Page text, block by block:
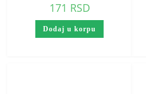
171 RSD
Dodaj u korpu